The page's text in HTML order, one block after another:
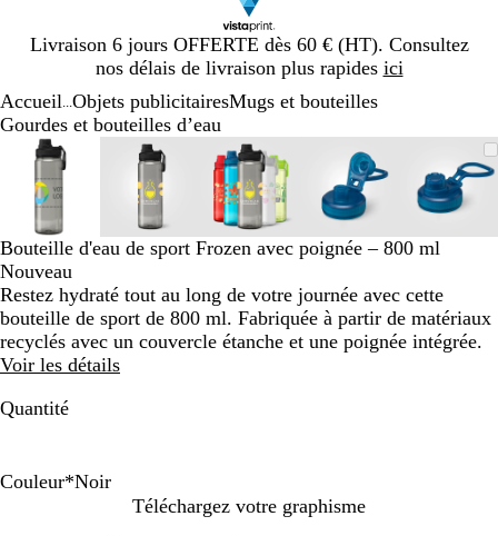
Livraison 6 jours OFFERTE dès 60 € (HT). Consultez
nos délais de livraison plus rapides ici
Diapositive
1
Accueil Objets publicitairesMugs et bouteilles
Gourdes et bouteilles d’eau
Image
zoomable
Zoom
au
minimum
Cliquez
pour
développer
Utilisez
les
touches
plus
et
moins
pour
zoomer
et
les
touches
fléchées
défiler
Image
zoomable
Zoom
au
minimum
Cliquez
pour
développer
Utilisez
les
touches
plus
et
moins
pour
zoomer
et
Image
zoomable
Zoom
au
minimum
Cliquez
pour
développer
Utilisez
les
touches
plus
et
pour
zoomer
et
Image
zoomable
Zoom
au
minimum
Cliquez
pour
développer
Utilisez
les
touches
plus
et
pour
zoomer
et
les
Image
Zoom
au
pour
les
plus
et
et
les
Diapositive
Bouteille d'eau de sport Frozen avec poignée – 800 ml
Nouveau
Restez hydraté tout au long de votre journée avec cette
bouteille de sport de 800 ml. Fabriquée à partir de matériaux
recyclés avec un couvercle étanche et une poignée intégrée.
Voir les détails
Quantité
Couleur*Noir
Téléchargez votre graphisme